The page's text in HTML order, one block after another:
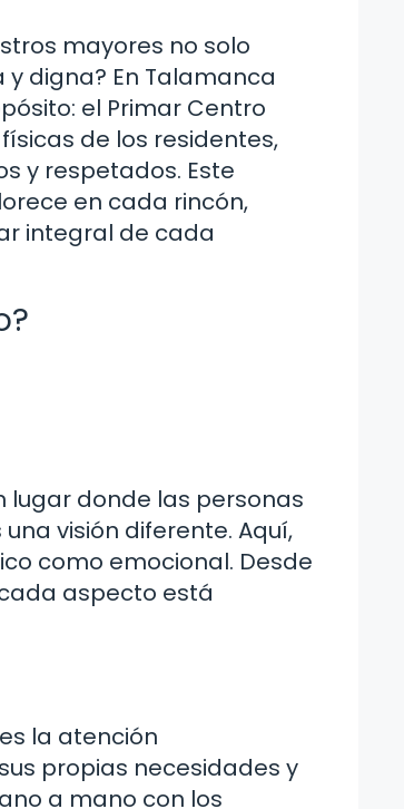
mayores no solo
digna? En Talamanca
el Primar Centro
de los residentes,
y respetados. Este
en cada rincón,
integral de cada
lugar donde las personas
visión diferente. Aquí,
como emocional. Desde
aspecto está
la atención
propias necesidades y
a mano con los